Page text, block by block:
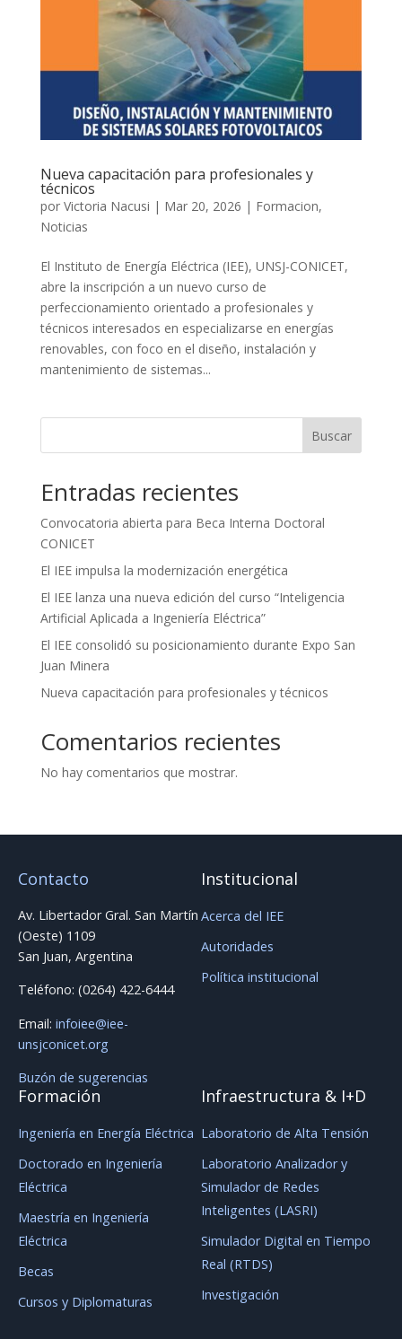
Nueva capacitación para profesionales y
técnicos
por Victoria Nacusi | Mar 20, 2026 | Formacion,
Noticias
El Instituto de Energía Eléctrica (IEE), UNSJ-CONICET,
abre la inscripción a un nuevo curso de
perfeccionamiento orientado a profesionales y
técnicos interesados en especializarse en energías
renovables, con foco en el diseño, instalación y
mantenimiento de sistemas...
Buscar
Entradas recientes
Convocatoria abierta para Beca Interna Doctoral
CONICET
El IEE impulsa la modernización energética
El IEE lanza una nueva edición del curso “Inteligencia
Artificial Aplicada a Ingeniería Eléctrica”
El IEE consolidó su posicionamiento durante Expo San
Juan Minera
Nueva capacitación para profesionales y técnicos
Comentarios recientes
No hay comentarios que mostrar.
Contacto
Av. Libertador Gral. San Martín
(Oeste) 1109
San Juan, Argentina
Teléfono: (0264) 422-6444
Email: infoiee@iee-
unsjconicet.org
Buzón de sugerencias
Institucional
Acerca del IEE
Autoridades
Política institucional
Formación
Ingeniería en Energía Eléctrica
Doctorado en Ingeniería
Eléctrica
Maestría en Ingeniería
Eléctrica
Becas
Cursos y Diplomaturas
Infraestructura & I+D
Laboratorio de Alta Tensión
Laboratorio Analizador y
Simulador de Redes
Inteligentes (LASRI)
Simulador Digital en Tiempo
Real (RTDS)
Investigación